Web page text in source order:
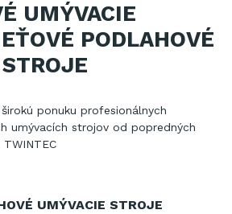
UMÝVACIE
PODLAHOVÉ
ponuku profesionálnych
umývacích strojov od popredných
TWINTEC
UMÝVACIE STROJE